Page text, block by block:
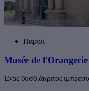
Παρίσι
Musée de l'Orangerie
Ένας δυσδιάκριτος